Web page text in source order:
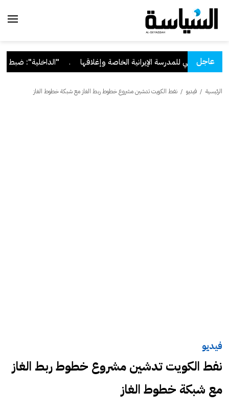
عاجل
التعليمي للمدرسة الإيرانية الخاصة وإغلاقها "الداخلية": ضبط 56 مخالفاً في حملة أمنية مشتركة بالتعاون مع "القوى العاملة"
الرئيسية / فيديو / نفط الكويت تدشين مشروع خطوط ربط الغاز مع شبكة خطوط الغاز
فيديو
نفط الكويت تدشين مشروع خطوط ربط الغاز
مع شبكة خطوط الغاز